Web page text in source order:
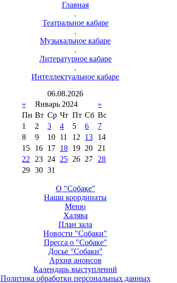
Главная
.
Театральное кабаре
.
Музыкальное кабаре
.
Литературное кабаре
.
Интеллектуальное кабаре
06.08.2026
«
Январь 2024
»
Пн Вт Ср Чт Пт Сб Вс
1
2 3 4 5 6
7
8
9 10 11 12 13
14
15
16 17 18 19 20
21
22
23 24 25 26 27
28
29 30 31
О "Собаке"
Наши координаты
Меню
Халява
План зала
Новости "Собаки"
Пресса о "Собаке"
Досье "Собаки"
Архив анонсов
Календарь выступлений
Политика обработки персональных данных